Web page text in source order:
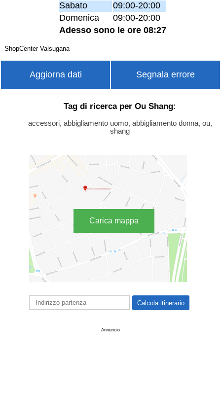
Sabato
09:00-20:00
Domenica
09:00-20:00
Adesso sono le ore 08:27
ShopCenter Valsugana
Aggiorna dati Segnala errore
Tag di ricerca per Ou Shang:
accessori, abbigliamento uomo, abbigliamento donna, ou,
shang
Carica mappa
Annuncio